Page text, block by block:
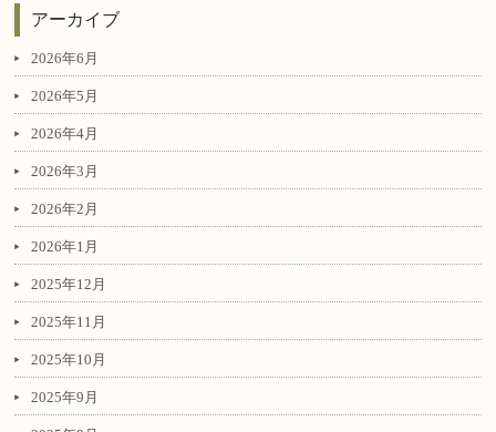
アーカイブ
2026年6月
2026年5月
2026年4月
2026年3月
2026年2月
2026年1月
2025年12月
2025年11月
2025年10月
2025年9月